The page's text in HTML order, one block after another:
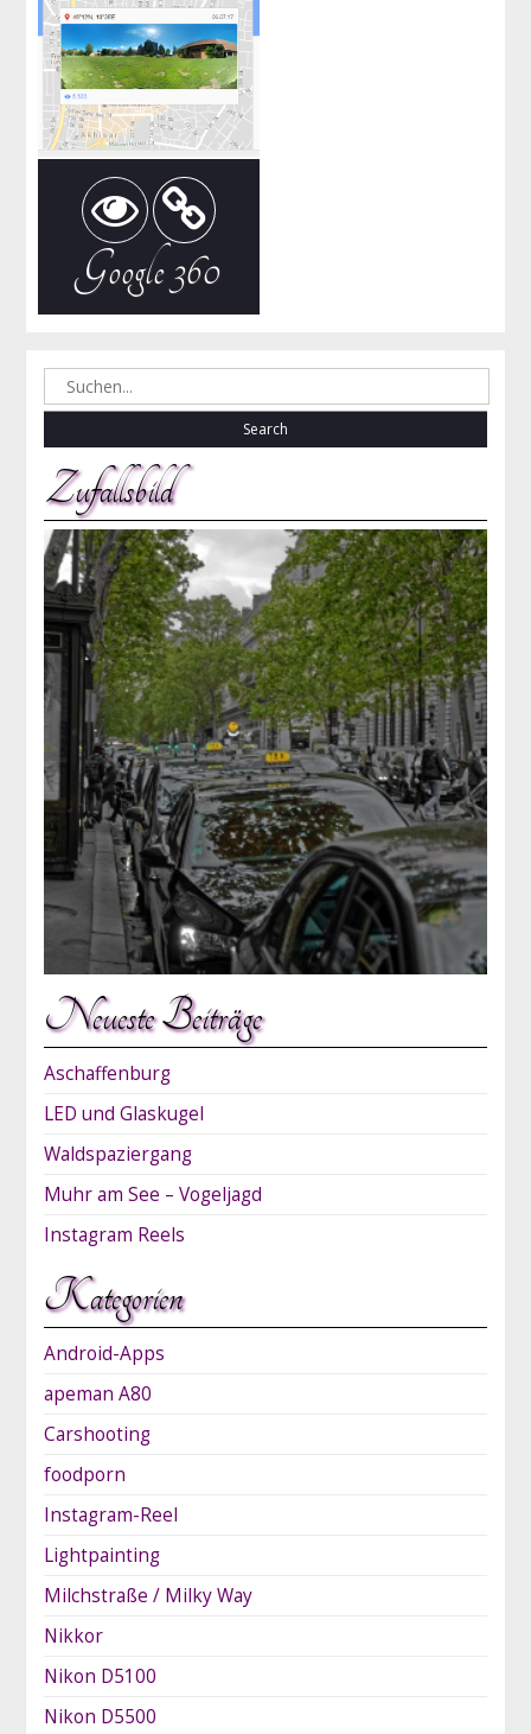
Google 360
Search
for:
Zufallsbild
Neueste Beiträge
Aschaffenburg
LED und Glaskugel
Waldspaziergang
Muhr am See – Vogeljagd
Instagram Reels
Kategorien
Android-Apps
apeman A80
Carshooting
foodporn
Instagram-Reel
Lightpainting
Milchstraße / Milky Way
Nikkor
Nikon D5100
Nikon D5500